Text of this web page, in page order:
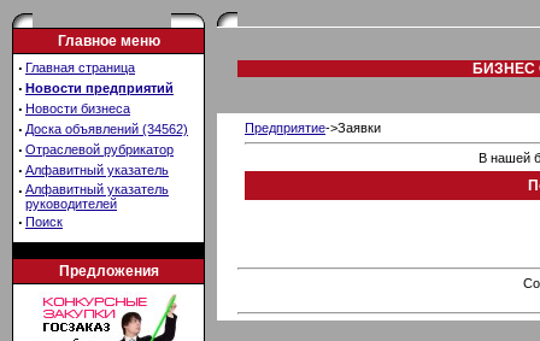
Главное меню
· Главная страница
· Новости предприятий
· Новости бизнеса
· Доска объявлений (34562)
· Отраслевой рубрикатор
· Алфавитный указатель
· Алфавитный указатель
руководителей
· Поиск
Предложения
БИЗНЕС
Предприятие->Заявки
В нашей